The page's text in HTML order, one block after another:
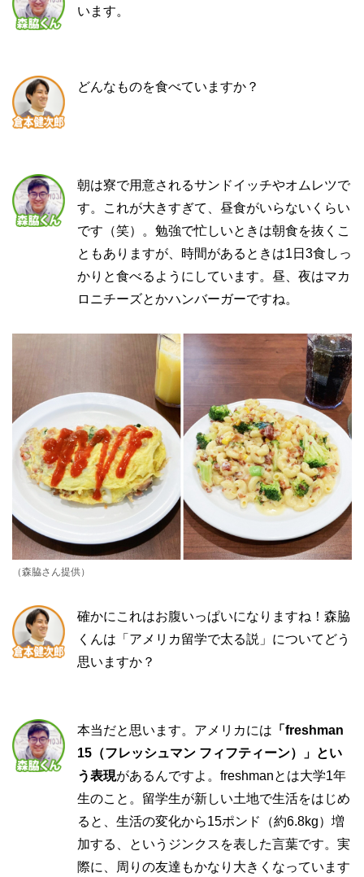
います。
どんなものを食べていますか？
朝は寮で用意されるサンドイッチやオムレツで
す。これが大きすぎて、昼食がいらないくらい
です（笑）。勉強で忙しいときは朝食を抜くこ
ともありますが、時間があるときは1日3食しっ
かりと食べるようにしています。昼、夜はマカ
ロニチーズとかハンバーガーですね。
（森脇さん提供）
確かにこれはお腹いっぱいになりますね！森脇
くんは「アメリカ留学で太る説」についてどう
思いますか？
本当だと思います。アメリカには 「freshman
15（フレッシュマン フィフティーン）」とい
う表現があるんですよ。freshmanとは大学1年
生のこと。留学生が新しい土地で生活をはじめ
ると、生活の変化から15ポンド（約6.8kg）増
加する、というジンクスを表した言葉です。実
際に、周りの友達もかなり大きくなっています